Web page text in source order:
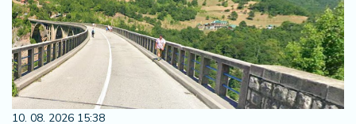
10. 08. 2026 15:38